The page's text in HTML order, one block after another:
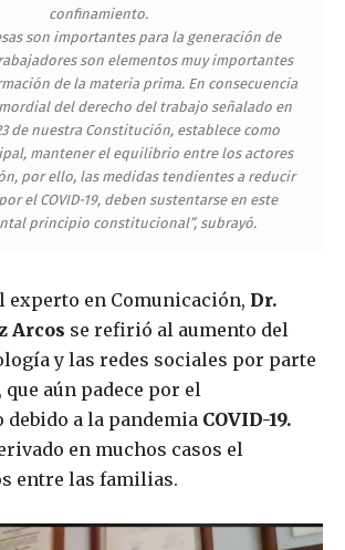
confinamiento.
son importantes para la generación de
son elementos muy importantes
de la materia prima. En consecuencia
del derecho del trabajo señalado en
de nuestra Constitución, establece como
mantener el equilibrio entre los actores
por ello, las medidas tendientes a reducir
el COVID-19, deben sustentarse en este
principio constitucional”, subrayó.
experto en Comunicación, Dr.
Arcos se refirió al aumento del
y las redes sociales por parte
que aún padece por el
a la pandemia COVID-19.
en muchos casos el
entre las familias.